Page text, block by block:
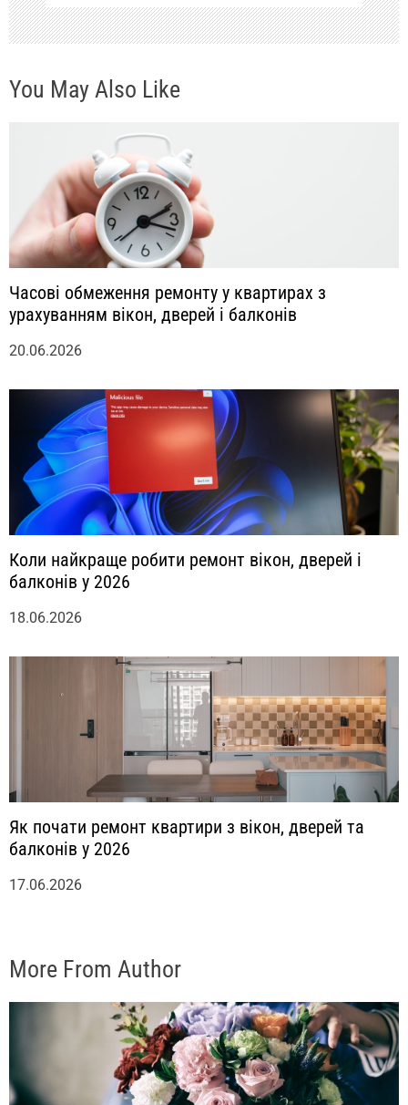
и
с
я
You May Also Like
Часові обмеження ремонту у квартирах з
урахуванням вікон, дверей і балконів
20.06.2026
Коли найкраще робити ремонт вікон, дверей і
балконів у 2026
18.06.2026
Як почати ремонт квартири з вікон, дверей та
балконів у 2026
17.06.2026
More From Author